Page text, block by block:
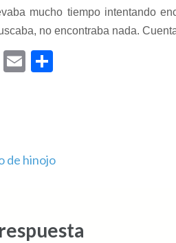
mucho tiempo intentando
no encontraba nada.
WhatsApp
Email
de hinojo